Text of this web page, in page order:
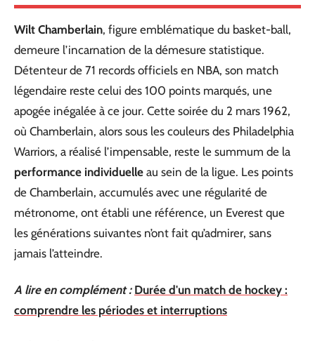
Wilt Chamberlain, figure emblématique du basket-ball,
demeure l’incarnation de la démesure statistique.
Détenteur de 71 records officiels en NBA, son match
légendaire reste celui des 100 points marqués, une
apogée inégalée à ce jour. Cette soirée du 2 mars 1962,
où Chamberlain, alors sous les couleurs des Philadelphia
Warriors, a réalisé l’impensable, reste le summum de la
performance individuelle au sein de la ligue. Les points
de Chamberlain, accumulés avec une régularité de
métronome, ont établi une référence, un Everest que
les générations suivantes n’ont fait qu’admirer, sans
jamais l’atteindre.
A lire en complément : Durée d'un match de hockey :
comprendre les périodes et interruptions